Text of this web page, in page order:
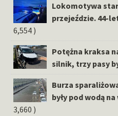
Lokomotywa
przejeździe. 44-
6,554 )
Potężna kraksa
silnik, trzy pasy
Burza
były pod wodą
3,660 )